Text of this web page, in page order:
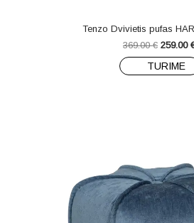
Tenzo Dvivietis pufas
369.00€ 259.00
TURIME